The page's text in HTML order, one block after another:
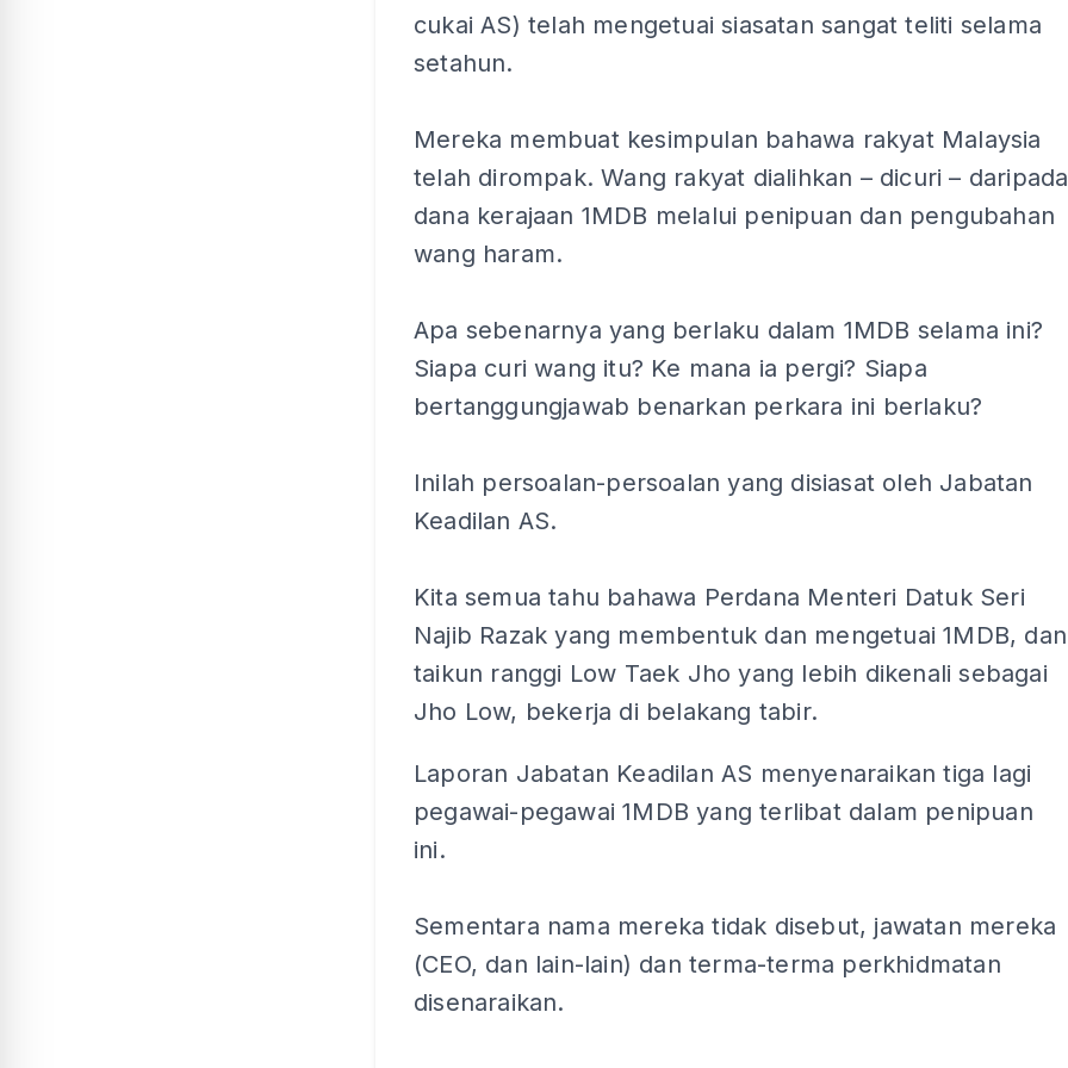
cukai AS) telah mengetuai siasatan sangat teliti selama
setahun.
Mereka membuat kesimpulan bahawa rakyat Malaysia
telah dirompak. Wang rakyat dialihkan – dicuri – daripada
dana kerajaan 1MDB melalui penipuan dan pengubahan
wang haram.
Apa sebenarnya yang berlaku dalam 1MDB selama ini?
Siapa curi wang itu? Ke mana ia pergi? Siapa
bertanggungjawab benarkan perkara ini berlaku?
Inilah persoalan-persoalan yang disiasat oleh Jabatan
Keadilan AS.
Kita semua tahu bahawa Perdana Menteri Datuk Seri
Najib Razak yang membentuk dan mengetuai 1MDB, dan
taikun ranggi Low Taek Jho yang lebih dikenali sebagai
Jho Low, bekerja di belakang tabir.
Laporan Jabatan Keadilan AS menyenaraikan tiga lagi
pegawai-pegawai 1MDB yang terlibat dalam penipuan
ini.
Sementara nama mereka tidak disebut, jawatan mereka
(CEO, dan lain-lain) dan terma-terma perkhidmatan
disenaraikan.